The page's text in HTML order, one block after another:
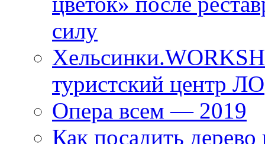
силу
туристский центр ЛО
Опера всем — 2019
Как посадить дерево